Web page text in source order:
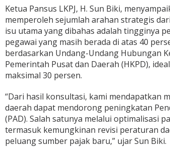
o
n
t
a
l
o
o
n
u
t
a
s
i
Ketua Pansus LKPJ, H. Sun Biki,
memperoleh sejumlah arahan strategis
isu utama yang dibahas adalah tingginya
pegawai yang masih berada di atas 40
berdasarkan Undang-Undang Hubungan
Pemerintah Pusat dan Daerah (HKPD),
maksimal 30 persen.
“Dari hasil konsultasi, kami mendapatkan
daerah dapat mendorong peningkatan
(PAD). Salah satunya melalui optimalisasi
termasuk kemungkinan revisi peraturan
peluang sumber pajak baru,” ujar Sun Biki.